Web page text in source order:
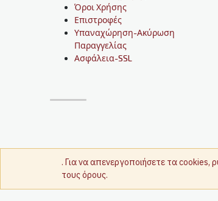
Όροι Χρήσης
Επιστροφές
Υπαναχώρηση-Ακύρωση
Παραγγελίας
Ασφάλεια-SSL
. Για να απενεργοποιήσετε τα
τους όρους.